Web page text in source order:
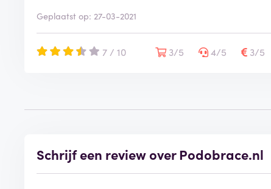
Geplaatst op: 27-03-2021
7 / 10 3/5 4/5 3/5
Schrijf een review over Podobrace.nl